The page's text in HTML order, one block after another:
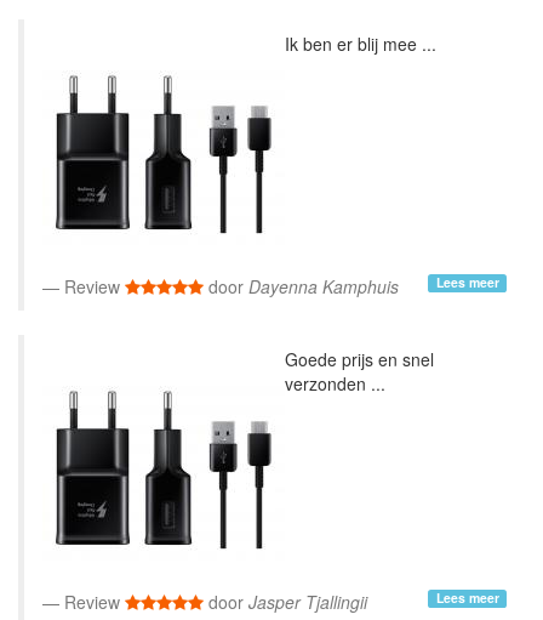
Ik ben er blij mee ...
Review door Dayenna Kamphuis Lees meer
Goede prijs en snel
verzonden ...
Review door Jasper Tjallingii Lees meer